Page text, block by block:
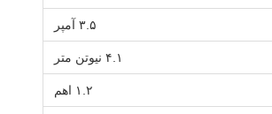
۳.۵ آمپر
۴.۱ نیوتن متر
۱.۲ اهم